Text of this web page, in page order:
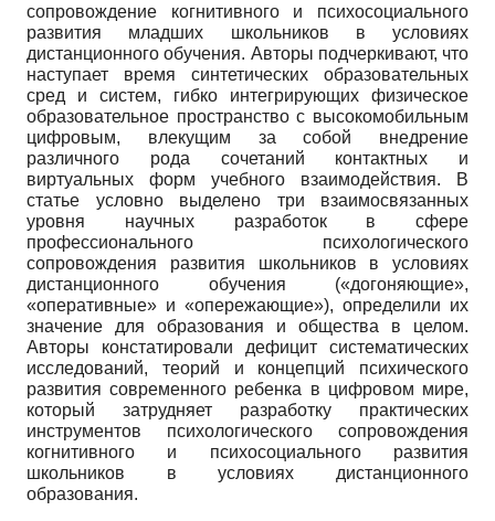
сопровождение когнитивного и психосоциального
развития младших школьников в условиях
дистанционного обучения. Авторы подчеркивают, что
наступает время синтетических образовательных
сред и систем, гибко интегрирующих физическое
образовательное пространство с высокомобильным
цифровым, влекущим за собой внедрение
различного рода сочетаний контактных и
виртуальных форм учебного взаимодействия. В
статье условно выделено три взаимосвязанных
уровня научных разработок в сфере
профессионального психологического
сопровождения развития школьников в условиях
дистанционного обучения («догоняющие»,
«оперативные» и «опережающие»), определили их
значение для образования и общества в целом.
Авторы констатировали дефицит систематических
исследований, теорий и концепций психического
развития современного ребенка в цифровом мире,
который затрудняет разработку практических
инструментов психологического сопровождения
когнитивного и психосоциального развития
школьников в условиях дистанционного
образования.